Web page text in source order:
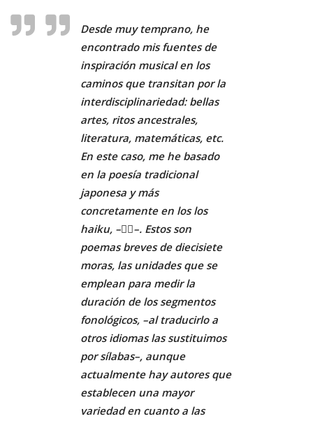
Desde muy temprano, he
encontrado mis fuentes de
inspiración musical en los
caminos que transitan por la
interdisciplinariedad: bellas
artes, ritos ancestrales,
literatura, matemáticas, etc.
En este caso, me he basado
en la poesía tradicional
japonesa y más
concretamente en los los
haiku, –􏰀􏰁–. Estos son
poemas breves de diecisiete
moras, las unidades que se
emplean para medir la
duración de los segmentos
fonológicos, –al traducirlo a
otros idiomas las sustituimos
por sílabas–, aunque
actualmente hay autores que
establecen una mayor
variedad en cuanto a las